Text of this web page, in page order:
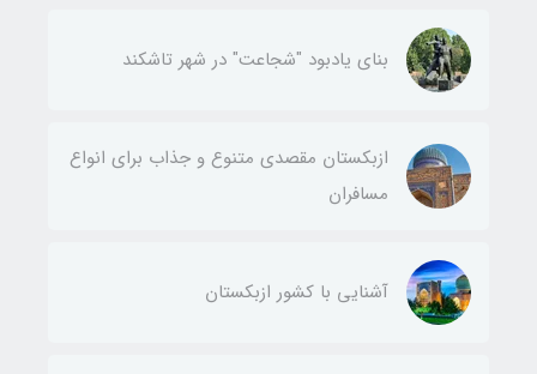
بنای یادبود "شجاعت" در شهر تاشکند
ازبکستان مقصدی متنوع و جذاب برای انواع
مسافران
آشنایی با کشور ازبکستان